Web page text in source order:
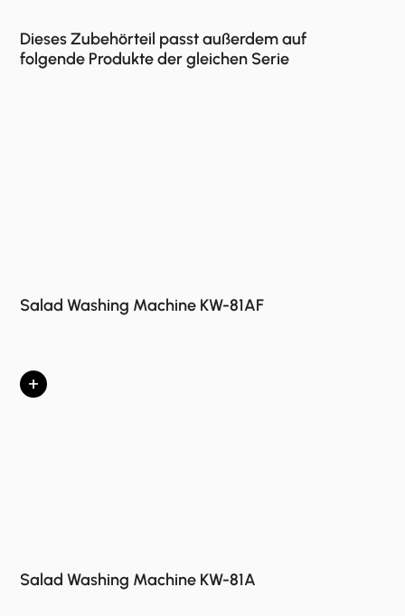
Dieses Zubehörteil passt außerdem auf
folgende Produkte der gleichen Serie
Salad Washing Machine KW-81AF
+
Salad Washing Machine KW-81A